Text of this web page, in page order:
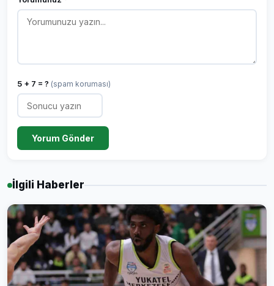
5 + 7 = ? (spam koruması)
Yorum Gönder
İlgili Haberler